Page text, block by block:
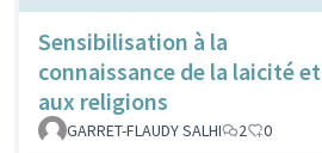
Sensibilisation à la
connaissance de la laicité et
aux religions
GARRET-FLAUDY SALHI 2 0